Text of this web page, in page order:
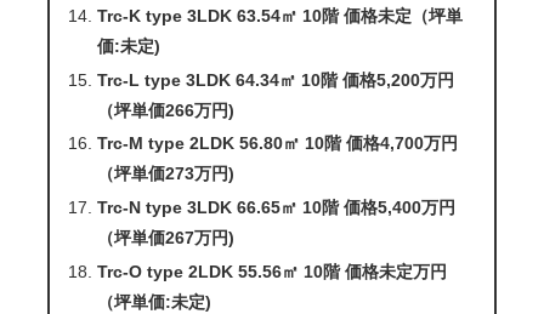
Trc-K type 3LDK 63.54㎡ 10階 価格未定（坪単
価:未定)
Trc-L type 3LDK 64.34㎡ 10階 価格5,200万円
（坪単価266万円)
Trc-M type 2LDK 56.80㎡ 10階 価格4,700万円
（坪単価273万円)
Trc-N type 3LDK 66.65㎡ 10階 価格5,400万円
（坪単価267万円)
Trc-O type 2LDK 55.56㎡ 10階 価格未定万円
（坪単価:未定)